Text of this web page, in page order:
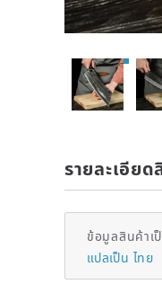
รายละเอียด
ข้อมูลสินค้าเ
แปลเป็น ไทย